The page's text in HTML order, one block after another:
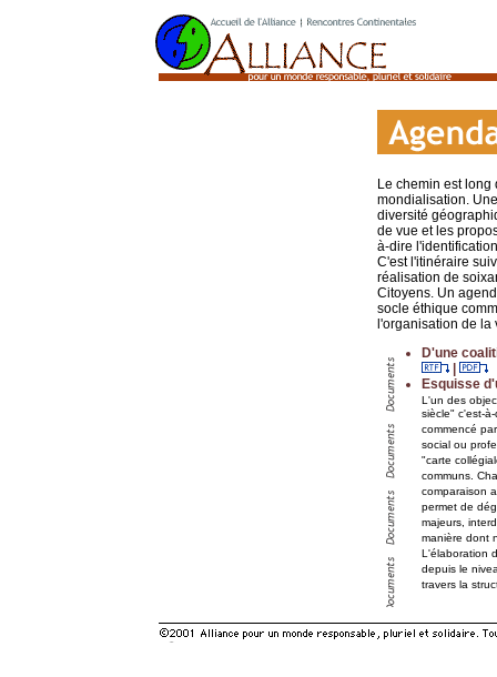
Le chemin est
mondialisation.
diversité
de vue et les
à-dire
C'est l'itinéraire
réalisation de
Citoyens. Un
socle éthique
l'organisation de
D'une
Esquisse
L'un des
siècle" c'est-
commencé
social ou
"carte
communs.
comparaison
permet de
majeurs,
manière dont
L'élaboration
depuis le
travers la